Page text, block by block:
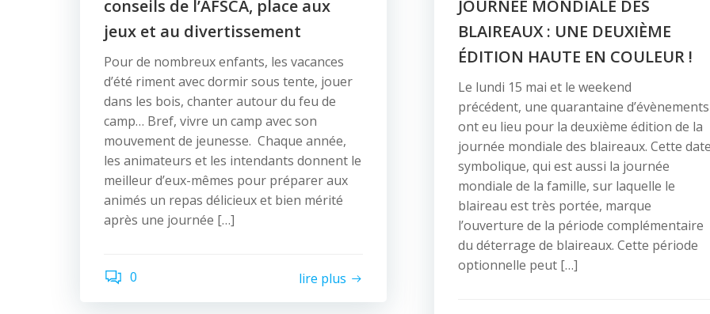
conseils de l’AFSCA, place aux
jeux et au divertissement
Pour de nombreux enfants, les vacances
d’été riment avec dormir sous tente, jouer
dans les bois, chanter autour du feu de
camp… Bref, vivre un camp avec son
mouvement de jeunesse. Chaque année,
les animateurs et les intendants donnent le
meilleur d’eux-mêmes pour préparer aux
animés un repas délicieux et bien mérité
après une journée […]
0 lire plus
JOURNÉE MONDIALE DES
BLAIREAUX : UNE DEUXIÈME
ÉDITION HAUTE EN COULEUR !
Le lundi 15 mai et le weekend
précédent, une quarantaine d’évènements
ont eu lieu pour la deuxième édition de la
journée mondiale des blaireaux. Cette
symbolique, qui est aussi la journée
mondiale de la famille, sur laquelle le
blaireau est très portée, marque
l’ouverture de la période complémentaire
du déterrage de blaireaux. Cette période
optionnelle peut […]